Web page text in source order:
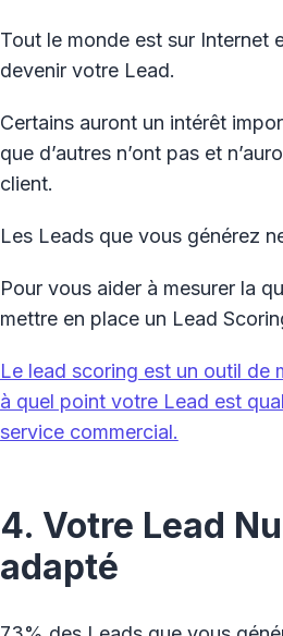
Tout le monde est sur Internet
devenir votre Lead.
Certains auront un intérêt
que d’autres n’ont pas et
client.
Les Leads que vous générez
Pour vous aider à mesurer la
mettre en place un Lead
Le lead scoring est un outil de
à quel point votre Lead est
service commercial.
4. Votre Lead
adapté